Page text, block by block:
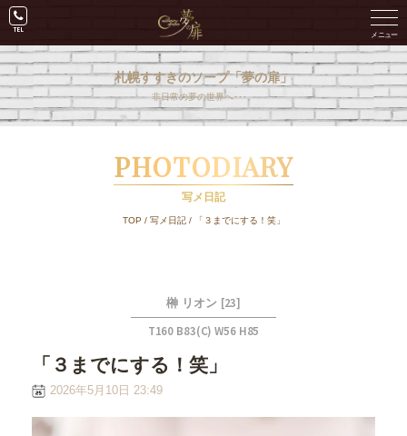
札幌すすきのソープ「夢の扉」
非日常の夢の世界へ･･･。
PHOTODIARY
写メ日記
TOP / 写メ日記/ 「３までにする！笑」
榊 リオン [23]
T160 B83(C) W56 H85
「３までにする！笑」
2026年5月10日 23:49